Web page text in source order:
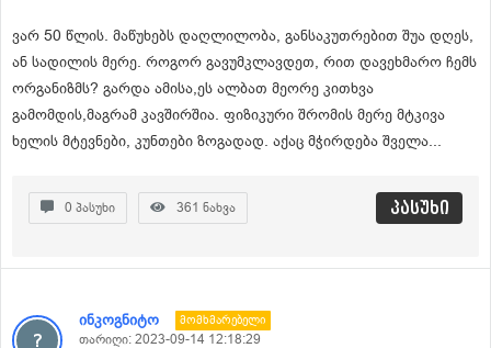
ვარ 50 წლის. მაწუხებს დაღლილობა, განსაკუთრებით შუა დღეს,
ან სადილის მერე. როგორ გავუმკლავდეთ, რით დავეხმარო ჩემს
ორგანიზმს? გარდა ამისა,ეს ალბათ მეორე კითხვა
გამომდის,მაგრამ კავშირშია. ფიზიკური შრომის მერე მტკივა
ხელის მტევნები, კუნთები ზოგადად. აქაც მჭირდება შველა...
0 პასუხი 361 ნახვა პასუხი
ინკოგნიტო Მომხმარებელი
თარიღი: 2023-09-14 12:18:29